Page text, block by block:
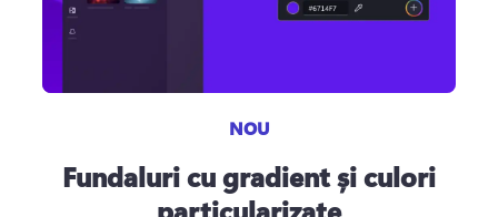
NOU
Fundaluri cu gradient și culori
particularizate